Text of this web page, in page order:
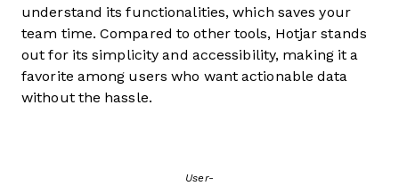
understand its functionalities, which saves your
team time. Compared to other tools, Hotjar stands
out for its simplicity and accessibility, making it a
favorite among users who want actionable data
without the hassle.
User-